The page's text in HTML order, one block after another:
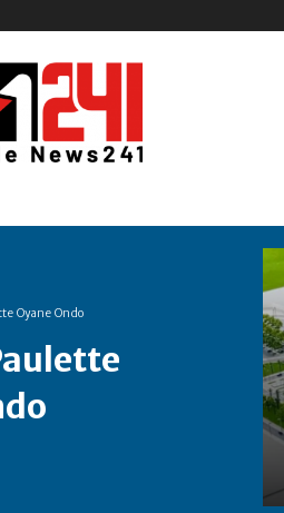
Insidenews241
Oyane Ondo